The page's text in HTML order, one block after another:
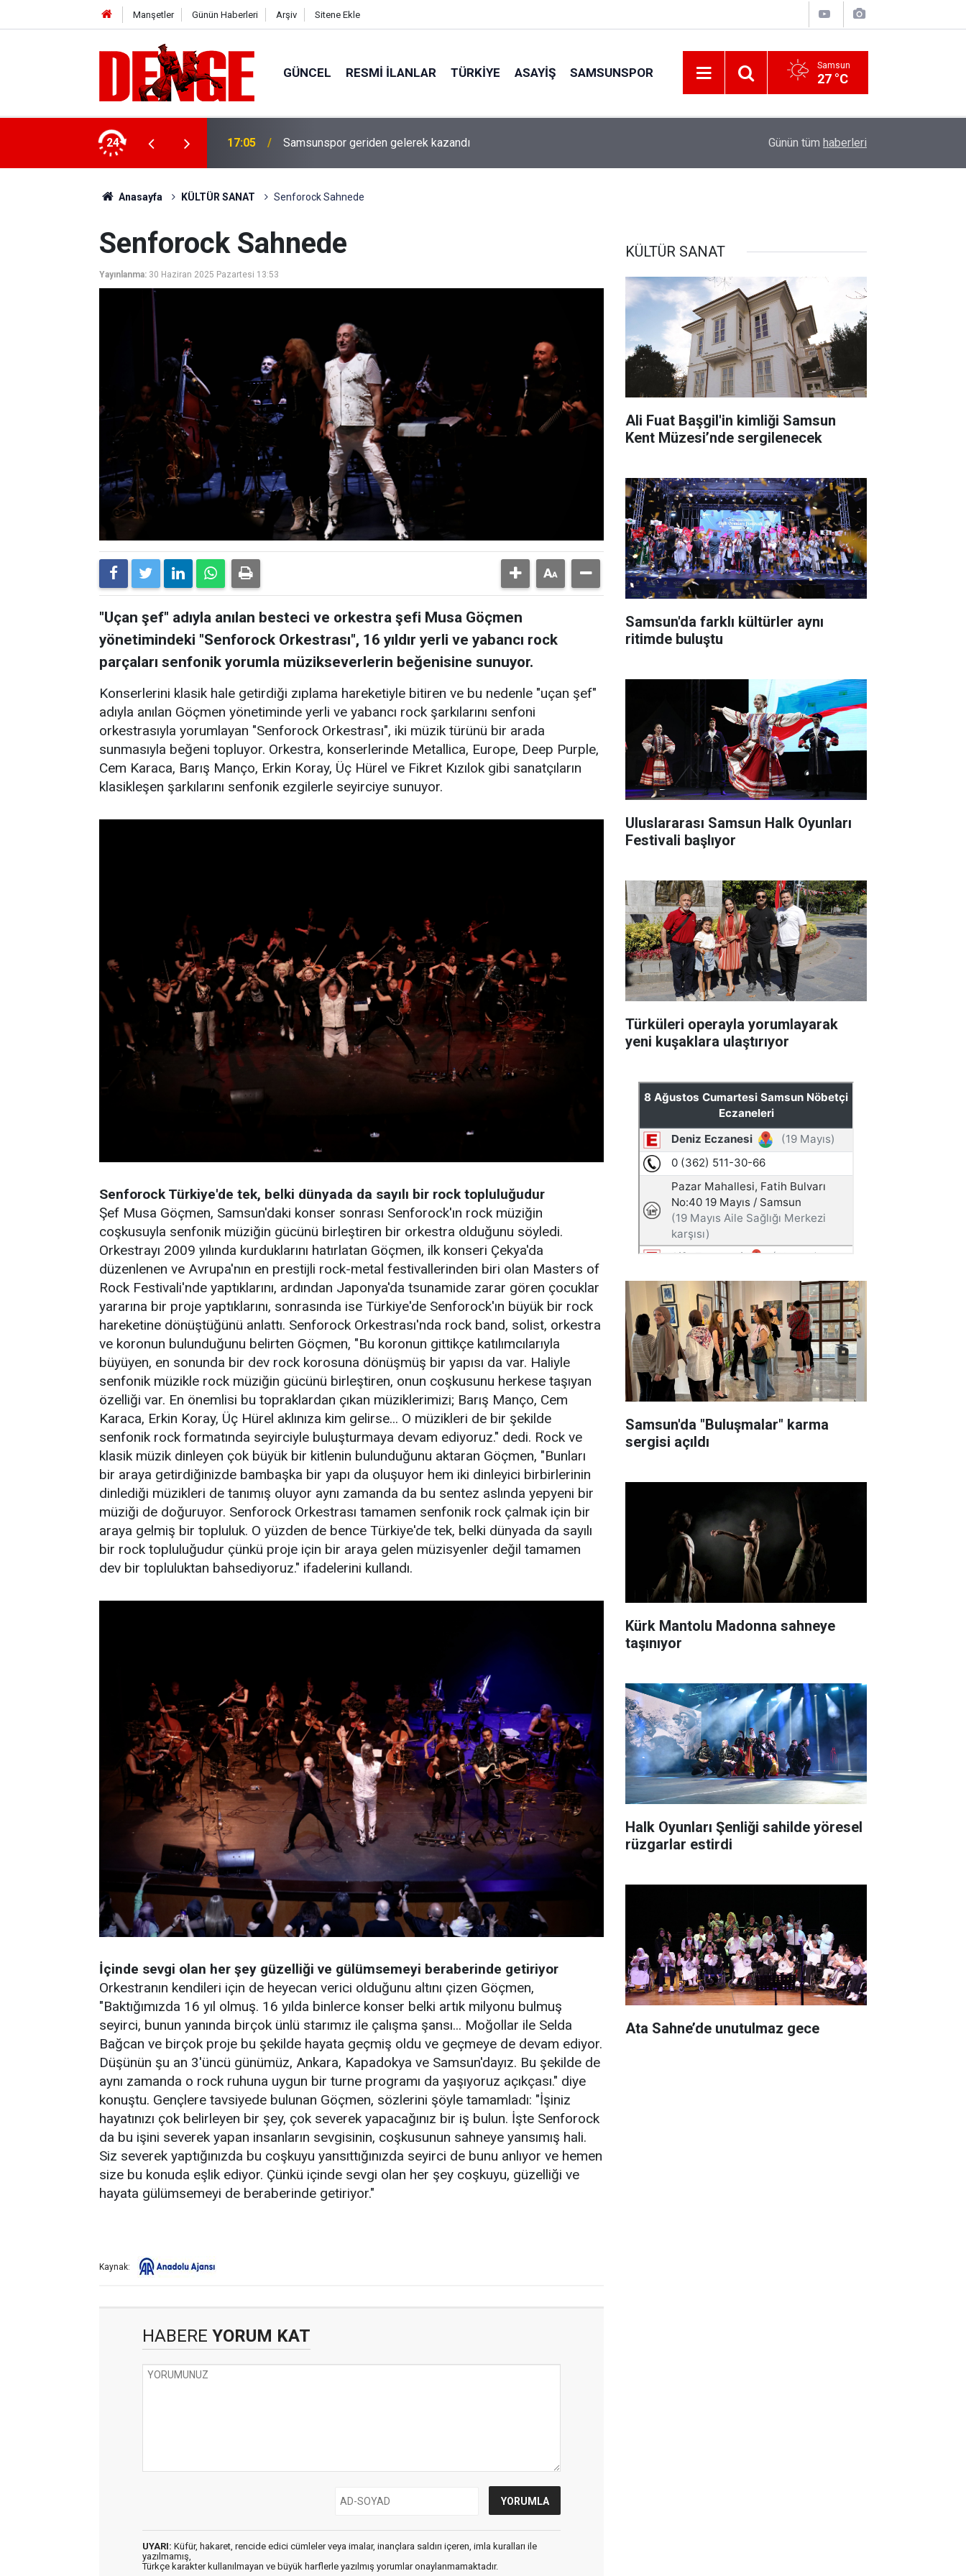
Manşetler Günün Haberleri Arşiv Sitene Ekle
GÜNCEL RESMI İLANLAR TÜRKİYE ASAYİŞ SAMSUNSPOR Samsun
27 °C
24 17:05 Samsunspor geriden gelerek kazandı Down Judo Milli Takımı dünya şampiyonu oldu
Günün tüm haberleri
Anasayfa KÜLTÜR SANAT Senforock Sahnede
Senforock Sahnede
Yayınlanma: 30 Haziran 2025 Pazartesi 13:53
"Uçan şef" adıyla anılan besteci ve orkestra şefi Musa Göçmen
yönetimindeki "Senforock Orkestrası", 16 yıldır yerli ve yabancı rock
parçaları senfonik yorumla müzikseverlerin beğenisine sunuyor.
Konserlerini klasik hale getirdiği zıplama hareketiyle bitiren ve bu nedenle "uçan şef"
adıyla anılan Göçmen yönetiminde yerli ve yabancı rock şarkılarını senfoni
orkestrasıyla yorumlayan "Senforock Orkestrası", iki müzik türünü bir arada
sunmasıyla beğeni topluyor. Orkestra, konserlerinde Metallica, Europe, Deep Purple,
Cem Karaca, Barış Manço, Erkin Koray, Üç Hürel ve Fikret Kızılok gibi sanatçıların
klasikleşen şarkılarını senfonik ezgilerle seyirciye sunuyor.
Senforock Türkiye'de tek, belki dünyada da sayılı bir rock topluluğudur
Şef Musa Göçmen, Samsun'daki konser sonrası Senforock'ın rock müziğin
coşkusuyla senfonik müziğin gücünü birleştiren bir orkestra olduğunu söyledi.
Orkestrayı 2009 yılında kurduklarını hatırlatan Göçmen, ilk konseri Çekya'da
düzenlenen ve Avrupa'nın en prestijli rock-metal festivallerinden biri olan Masters of
Rock Festivali'nde yaptıklarını, ardından Japonya'da tsunamide zarar gören çocuklar
yararına bir proje yaptıklarını, sonrasında ise Türkiye'de Senforock'ın büyük bir rock
hareketine dönüştüğünü anlattı. Senforock Orkestrası'nda rock band, solist, orkestra
ve koronun bulunduğunu belirten Göçmen, "Bu koronun gittikçe katılımcılarıyla
büyüyen, en sonunda bir dev rock korosuna dönüşmüş bir yapısı da var. Haliyle
senfonik müzikle rock müziğin gücünü birleştiren, onun coşkusunu herkese taşıyan
özelliği var. En önemlisi bu topraklardan çıkan müziklerimizi; Barış Manço, Cem
Karaca, Erkin Koray, Üç Hürel aklınıza kim gelirse... O müzikleri de bir şekilde
senfonik rock formatında seyirciyle buluşturmaya devam ediyoruz." dedi. Rock ve
klasik müzik dinleyen çok büyük bir kitlenin bulunduğunu aktaran Göçmen, "Bunları
bir araya getirdiğinizde bambaşka bir yapı da oluşuyor hem iki dinleyici birbirlerinin
dinlediği müzikleri de tanımış oluyor aynı zamanda da bu sentez aslında yepyeni bir
müziği de doğuruyor. Senforock Orkestrası tamamen senfonik rock çalmak için bir
araya gelmiş bir topluluk. O yüzden de bence Türkiye'de tek, belki dünyada da sayılı
bir rock topluluğudur çünkü proje için bir araya gelen müzisyenler değil tamamen
dev bir topluluktan bahsediyoruz." ifadelerini kullandı.
İçinde sevgi olan her şey güzelliği ve gülümsemeyi beraberinde getiriyor
Orkestranın kendileri için de heyecan verici olduğunu altını çizen Göçmen,
"Baktığımızda 16 yıl olmuş. 16 yılda binlerce konser belki artık milyonu bulmuş
seyirci, bunun yanında birçok ünlü starımız ile çalışma şansı... Moğollar ile Selda
Bağcan ve birçok proje bu şekilde hayata geçmiş oldu ve geçmeye de devam ediyor.
Düşünün şu an 3'üncü günümüz, Ankara, Kapadokya ve Samsun'dayız. Bu şekilde de
aynı zamanda o rock ruhuna uygun bir turne programı da yaşıyoruz açıkçası." diye
konuştu. Gençlere tavsiyede bulunan Göçmen, sözlerini şöyle tamamladı: "İşiniz
hayatınızı çok belirleyen bir şey, çok severek yapacağınız bir iş bulun. İşte Senforock
da bu işini severek yapan insanların sevgisinin, coşkusunun sahneye yansımış hali.
Siz severek yaptığınızda bu coşkuyu yansıttığınızda seyirci de bunu anlıyor ve hemen
size bu konuda eşlik ediyor. Çünkü içinde sevgi olan her şey coşkuyu, güzelliği ve
hayata gülümsemeyi de beraberinde getiriyor."
Kaynak:
HABERE YORUM KAT
UYARI: Küfür, hakaret, rencide edici cümleler veya imalar, inançlara saldırı içeren, imla kuralları ile
yazılmamış,
Türkçe karakter kullanılmayan ve büyük harflerle yazılmış yorumlar onaylanmamaktadır.
KÜLTÜR SANAT
Ali Fuat Başgil'in kimliği Samsun
Kent Müzesi’nde sergilenecek
Samsun'da farklı kültürler aynı
ritimde buluştu
Uluslararası Samsun Halk Oyunları
Festivali başlıyor
Türküleri operayla yorumlayarak
yeni kuşaklara ulaştırıyor
Samsun'da "Buluşmalar" karma
sergisi açıldı
Kürk Mantolu Madonna sahneye
taşınıyor
Halk Oyunları Şenliği sahilde yöresel
rüzgarlar estirdi
Ata Sahne’de unutulmaz gece